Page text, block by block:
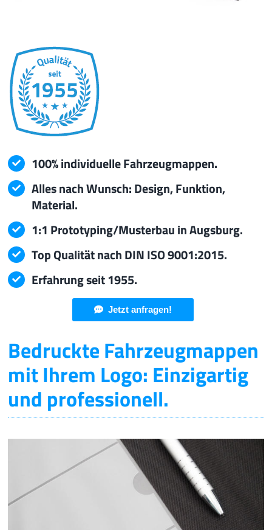
Prototyping
Qualität/Umwelt
Service
mehr100% individuelle Fahrzeugmappen.
Alles nach Wunsch: Design, Funktion,
Material.
1:1 Prototyping/Musterbau in Augsburg.
Top Qualität nach DIN ISO 9001:2015.
Erfahrung seit 1955.
Jetzt anfragen!
Bedruckte Fahrzeugmappen
mit Ihrem Logo: Einzigartig
und professionell.